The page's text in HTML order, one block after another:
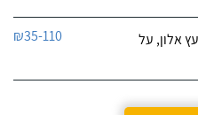
אלון, על
₪35-110